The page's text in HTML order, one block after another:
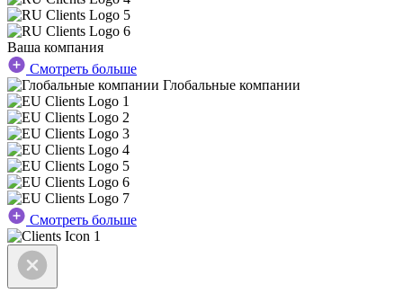
Ваша компания
Смотреть больше
Глобальные компании
Смотреть больше